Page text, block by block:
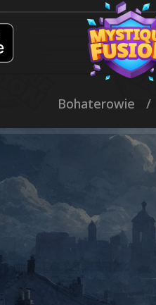
Bohaterowie /